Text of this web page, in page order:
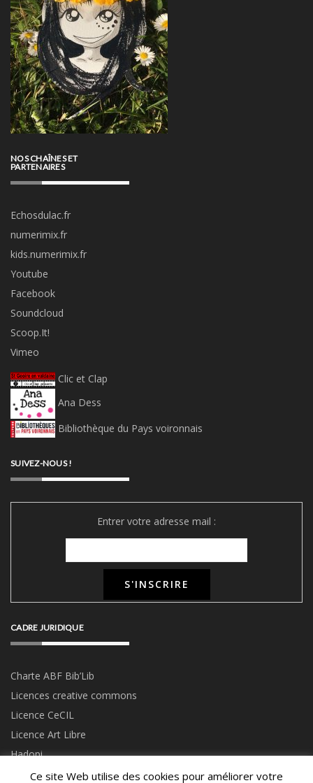
NOS CHAÎNES ET
PARTENAIRES
Echosdulac.fr
numerimix.fr
kids.numerimix.fr
Youtube
Facebook
Soundcloud
Scoop.It!
Vimeo
Clic et Clap
Ana Dess
Bibliothèque du Pays voironnais
SUIVEZ-NOUS !
Entrer votre adresse mail :
CADRE JURIDIQUE
Charte ABF Bib’Lib
Licences creative commons
Licence CeCIL
Licence Art Libre
Hadopi
Ce site Web utilise des cookies pour améliorer votre